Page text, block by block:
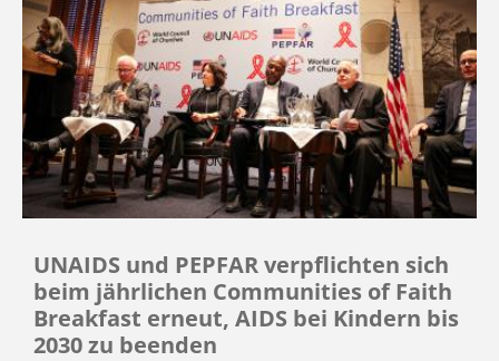
UNAIDS und PEPFAR verpflichten sich
beim jährlichen Communities of Faith
Breakfast erneut, AIDS bei Kindern bis
2030 zu beenden